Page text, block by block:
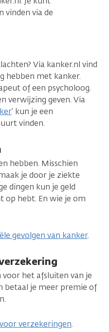
vinden via de
Via kanker.nl vind
hebben met kanker.
of een psycholoog.
verwijzing geven. Via
’ kun je een
vinden.
hebben. Misschien
je door je ziekte
dingen kun je geld
op hebt. En wie je om
gevolgen van kanker.
voor het afsluiten van je
betaal je meer premie of
verzekeringen.